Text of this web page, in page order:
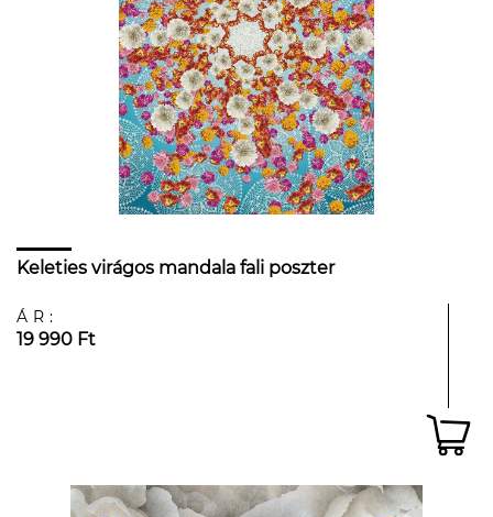
Keleties virágos mandala fali poszter
ÁR:
19 990 Ft